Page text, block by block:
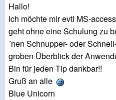
Hallo!
Ich möchte mir evtl MS-
geht ohne eine Schulung zu
´nen Schnupper- oder
groben Überblick der
Bin für jeden Tip dankbar!!
Gruß an alle
Blue Unicorn